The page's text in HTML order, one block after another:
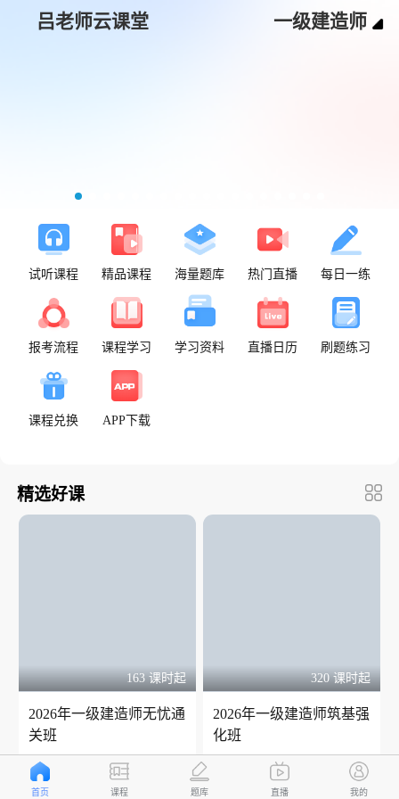
吕老师云课堂 一级建造师
试听课程 精品课程 海量题库 热门直播 每日一练
报考流程 课程学习 学习资料 直播日历 刷题练习
课程兑换 APP下载
精选好课
2026年一级建造师无忧通
关班
163 课时起
￥
2026年一级建造师筑基强
化班
320 课时起
400 起
首页 课程 题库 直播 我的